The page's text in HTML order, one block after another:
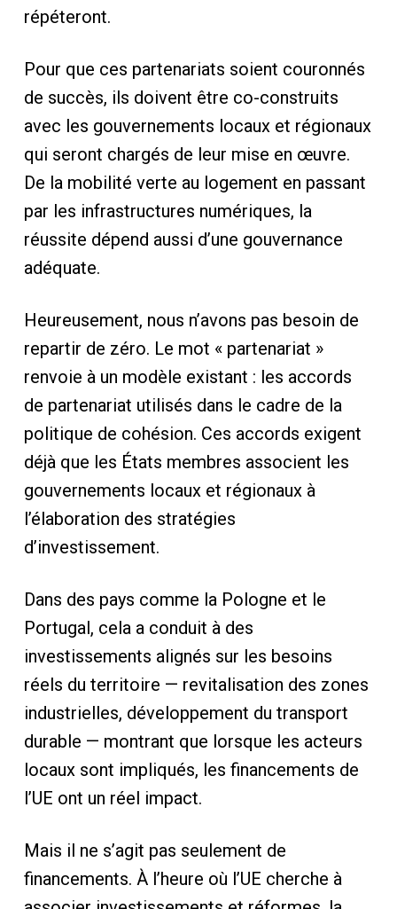
répéteront.
Pour que ces partenariats soient couronnés
de succès, ils doivent être co-construits
avec les gouvernements locaux et régionaux
qui seront chargés de leur mise en œuvre.
De la mobilité verte au logement en passant
par les infrastructures numériques, la
réussite dépend aussi d’une gouvernance
adéquate.
Heureusement, nous n’avons pas besoin de
repartir de zéro. Le mot « partenariat »
renvoie à un modèle existant : les accords
de partenariat utilisés dans le cadre de la
politique de cohésion. Ces accords exigent
déjà que les États membres associent les
gouvernements locaux et régionaux à
l’élaboration des stratégies
d’investissement.
Dans des pays comme la Pologne et le
Portugal, cela a conduit à des
investissements alignés sur les besoins
réels du territoire — revitalisation des zones
industrielles, développement du transport
durable — montrant que lorsque les acteurs
locaux sont impliqués, les financements de
l’UE ont un réel impact.
Mais il ne s’agit pas seulement de
financements. À l’heure où l’UE cherche à